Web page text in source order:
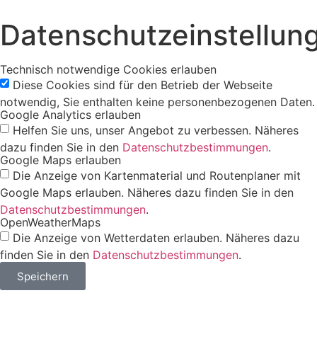
Technisch notwendige Cookies erlauben
Diese Cookies sind für den Betrieb der Webseite
notwendig, Sie enthalten keine personenbezogenen Daten.
Google Analytics erlauben
Helfen Sie uns, unser Angebot zu verbessen. Näheres
dazu finden Sie in den Datenschutzbestimmungen.
Google Maps erlauben
Die Anzeige von Kartenmaterial und Routenplaner mit
Google Maps erlauben. Näheres dazu finden Sie in den
Datenschutzbestimmungen.
OpenWeatherMaps
Die Anzeige von Wetterdaten erlauben. Näheres dazu
finden Sie in den Datenschutzbestimmungen.
Speichern